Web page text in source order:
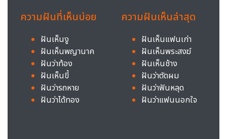
ความฝันที่เห็นบ่อย
ฝันเห็นงู
ฝันเห็นพญานาค
ฝันว่าท้อง
ฝันเห็นขี้
ฝันว่ารถหาย
ฝันว่าได้ทอง
ความฝันเห็นล่าสุด
ฝันเห็นแฟนเก่า
ฝันเห็นพระสงฆ์
ฝันเห็นช้าง
ฝันว่าตัดผม
ฝันว่าฟันหลุด
ฝันว่าแฟนนอกใจ